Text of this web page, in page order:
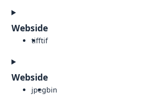
Webside
tifftif
Webside
jpegbin